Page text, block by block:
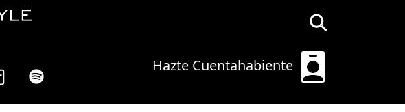
Hazte Cuentahabiente